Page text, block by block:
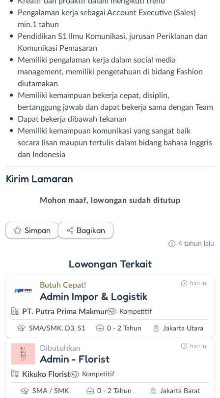
Pengalaman kerja sebagai Account Executive (Sales)
min.1 tahun
Pendidikan S1 Ilmu Komunikasi, jurusan Periklanan dan
Komunikasi Pemasaran
Memiliki pengalaman kerja dalam social media
management, memiliki pengetahuan di bidang Fashion
diutamakan
Memiliki kemampuan bekerja cepat, disiplin,
bertanggung jawab dan dapat bekerja sama dengan Team
Dapat bekerja dibawah tekanan
Memiliki kemampuan komunikasi yang sangat baik
secara lisan maupun tertulis dalam bidang bahasa Inggris
dan Indonesia
Kirim Lamaran
Mohon maaf, lowongan sudah ditutup
Simpan Bagikan
4 tahun lalu
Lowongan Terkait
Butuh Cepat!
Admin Impor & Logistik
PT. Putra Prima Makmur Kompetitif
SMA/SMK, D3, S1 0 - 2 Tahun Jakarta Utara
hari ini
Dibutuhkan
Admin - Florist
Kikuko Florist Kompetitif
SMA / SMK 0 - 2 Tahun Jakarta Barat
hari ini